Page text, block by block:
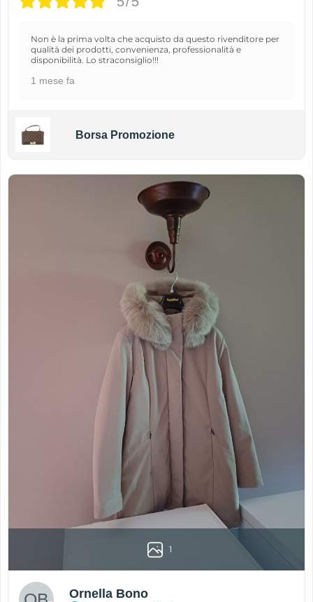
Non è la prima volta che acquisto da questo rivenditore per
qualità dei prodotti, convenienza, professionalità e
disponibilità. Lo straconsiglio!!!
1 mese fa
Borsa Promozione
1
Ornella Bono